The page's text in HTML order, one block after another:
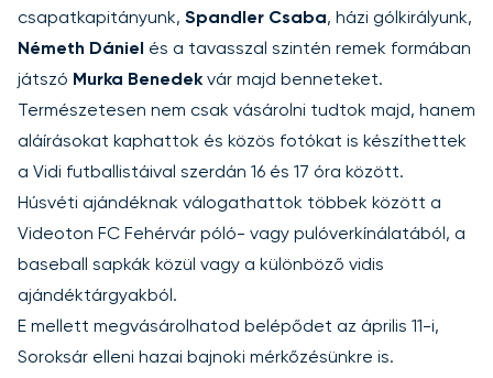
csapatkapitányunk, Spandler Csaba, házi gólkirályunk,
Németh Dániel
és a tavasszal szintén remek formában
játszó Murka Benedek vár majd benneteket.
Természetesen nem csak vásárolni tudtok majd, hanem
aláírásokat kaphattok és közös fotókat is készíthettek
a Vidi futballistáival szerdán 16 és 17 óra között.
Húsvéti ajándéknak válogathattok többek között a
Videoton FC Fehérvár póló- vagy pulóverkínálatából , a
baseball sapkák közül vagy a különböző vidis
ajándéktárgyakból .
E mellett megvásárolhatod belépődet az április 11-i,
Soroksár elleni hazai bajnoki mérkőzésünkre is.